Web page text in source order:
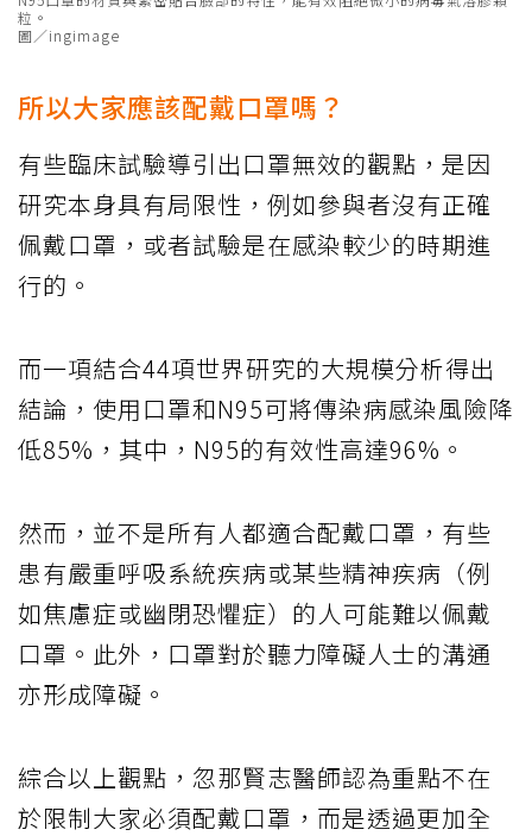
粒。
圖／ingimage
所以大家應該配戴口罩嗎？
有些臨床試驗導引出口罩無效的觀點，是因
研究本身具有局限性，例如參與者沒有正確
佩戴口罩，或者試驗是在感染較少的時期進
行的。
而一項結合44項世界研究的大規模分析得出
結論，使用口罩和N95可將傳染病感染風險降
低85%，其中，N95的有效性高達96%。
然而，並不是所有人都適合配戴口罩，有些
患有嚴重呼吸系統疾病或某些精神疾病（例
如焦慮症或幽閉恐懼症）的人可能難以佩戴
口罩。此外，口罩對於聽力障礙人士的溝通
亦形成障礙。
綜合以上觀點，忽那賢志醫師認為重點不在
於限制大家必須配戴口罩，而是透過更加全